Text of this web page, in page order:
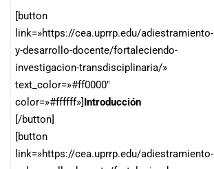
[button
link=»https://cea.uprrp.edu/adiestramiento-
y-desarrollo-docente/fortaleciendo-
investigacion-transdisciplinaria/»
text_color=»#ff0000″
color=»#ffffff»]Introducción
[/button]
[button
link=»https://cea.uprrp.edu/adiestramiento-